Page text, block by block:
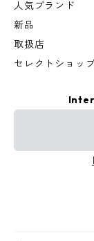
人気ブランド
新品
取扱店
セレクトショッ